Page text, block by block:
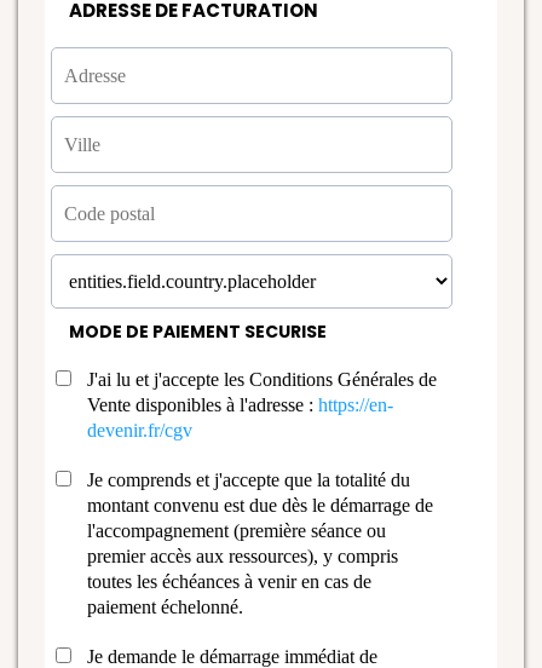
ADRESSE DE FACTURATION
MODE DE PAIEMENT SECURISE
J'ai lu et j'accepte les Conditions Générales de
Vente disponibles à l'adresse : https://en-
devenir.fr/cgv
Je comprends et j'accepte que la totalité du
montant convenu est due dès le démarrage de
l'accompagnement (première séance ou
premier accès aux ressources), y compris
toutes les échéances à venir en cas de
paiement échelonné.
Je demande le démarrage immédiat de